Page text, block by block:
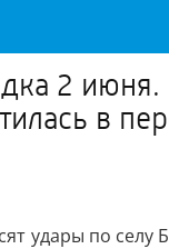
2
в
удары по селу